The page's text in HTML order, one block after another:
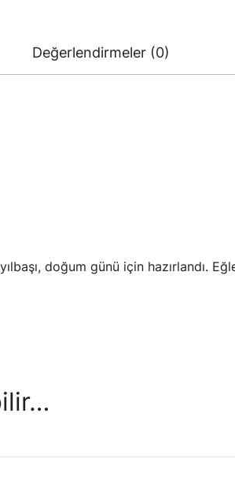
Değerlendirmeler (0)
doğum günü için hazırlandı.